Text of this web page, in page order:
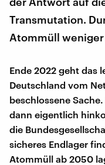
Transmutation.
Atommüll
Ende 2022 geht das
Deutschland vom
beschlossene
dann eigentlich
die
sicheres Endlager
Atommüll ab 2050